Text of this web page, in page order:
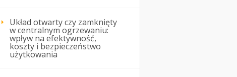
Układ otwarty czy zamknięty
w centralnym ogrzewaniu:
wpływ na efektywność,
koszty i bezpieczeństwo
użytkowania